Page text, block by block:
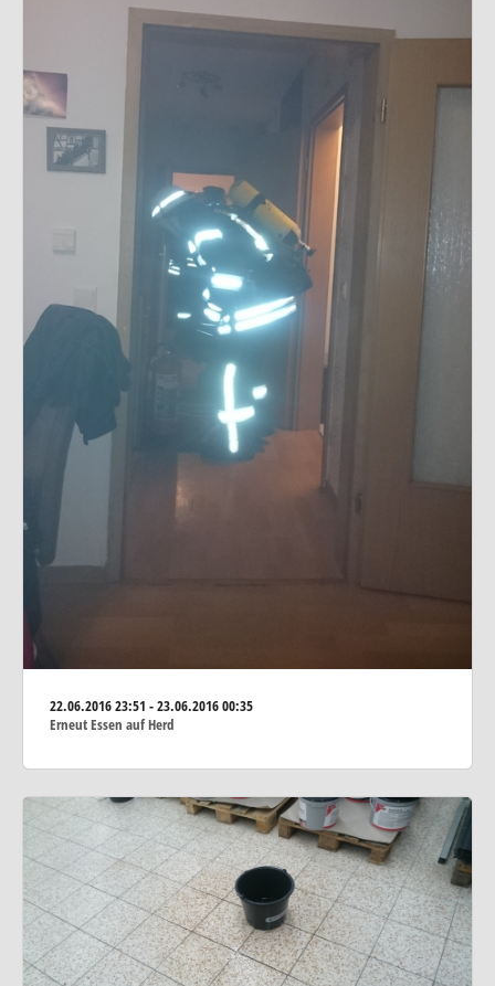
22.06.201623:51 - 23.06.2016 00:35
Erneut Essen auf Herd